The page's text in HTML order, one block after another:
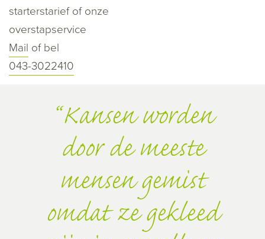
starterstarief of onze
overstapservice
Mail of bel
043-3022410
Kansen worden
door de meeste
mensen gemist
omdat ze gekleed